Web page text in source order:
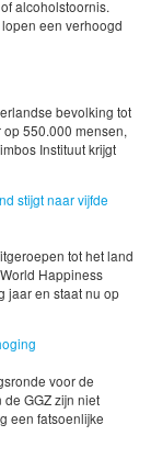
alcoholstoornis.
een verhoogd
bevolking tot
550.000 mensen,
Instituut krijgt
stijgt naar vijfde
tot het land
Happiness
jaar en staat nu op
voor de
GGZ zijn niet
een fatsoenlijke